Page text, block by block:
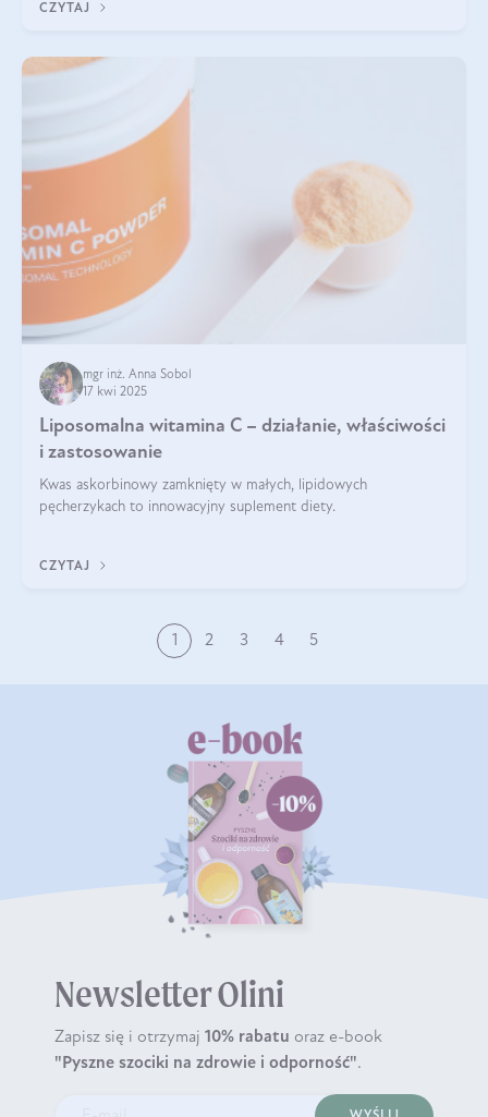
CZYTAJ
mgr inż. Anna Sobol
17 kwi 2025
Liposomalna witamina C – działanie, właściwości
i zastosowanie
Kwas askorbinowy zamknięty w małych, lipidowych
pęcherzykach to innowacyjny suplement diety.
CZYTAJ
1 2 3 4 5
Newsletter Olini
Zapisz się i otrzymaj 10% rabatu oraz e-book
"Pyszne szociki na zdrowie i odporność".